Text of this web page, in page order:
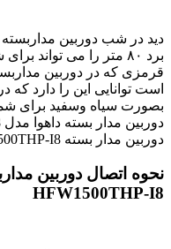
برد ۸۰ متر را می تواند
است توانایی این را دارد که
بصورت سیاه وسفید برای
دوربین مدار بسته DH-HAC-HFW1500THP-I8 داهوا افزایش یابد.
HFW1500THP-I8